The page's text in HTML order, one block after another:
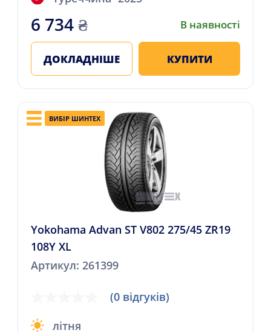
6 734₴ В наявності
ДОКЛАДНІШЕ КУПИТИ
ВИБІР ШИНТЕХ
Yokohama Advan ST V802 275/45 ZR19
108Y XL
Артикул: 261399
(0 відгуків)
літня